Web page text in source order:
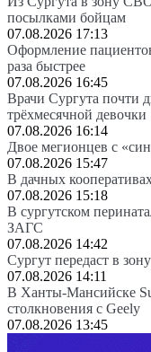
посылками бойцам
07.08.2026 17:13
Оформление
раза быстрее
07.08.2026 16:45
Врачи Сургута почти
трёхмесячной девочки
07.08.2026 16:14
Двое мегионцев с
07.08.2026 15:47
В дачных
07.08.2026 15:18
В сургутском
ЗАГС
07.08.2026 14:42
Сургут передаст в
07.08.2026 14:11
В Ханты-Мансийске
столкновения с Geely
07.08.2026 13:45